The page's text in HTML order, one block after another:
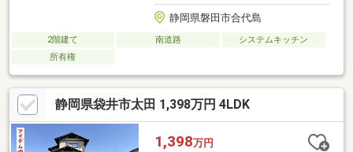
静岡県磐田市合代島
2階建て 南道路
システムキッチン
所有権
静岡県袋井市太田 1,398万円 4LDK
1,398万円